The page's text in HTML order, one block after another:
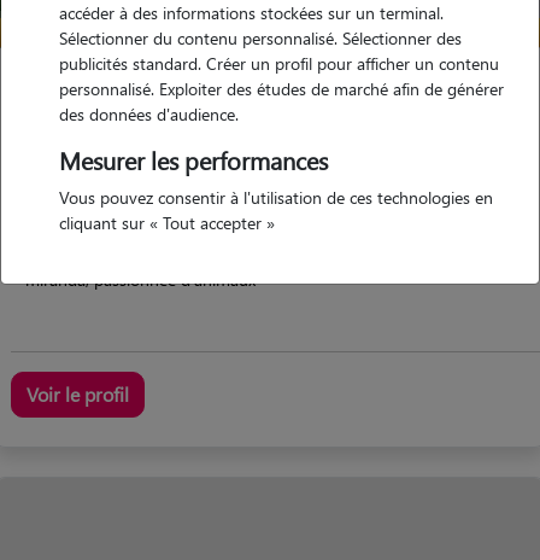
Miranda
GETIGNE 44190
maison possède des animaux
miranda, passionnée d'animaux
Voir le profil
accéder à des informations stockées sur un terminal.
Sélectionner du contenu personnalisé. Sélectionner des
publicités standard. Créer un profil pour afficher un contenu
personnalisé. Exploiter des études de marché afin de générer
des données d'audience.
Mesurer les performances
Vous pouvez consentir à l'utilisation de ces technologies en
cliquant sur « Tout accepter »